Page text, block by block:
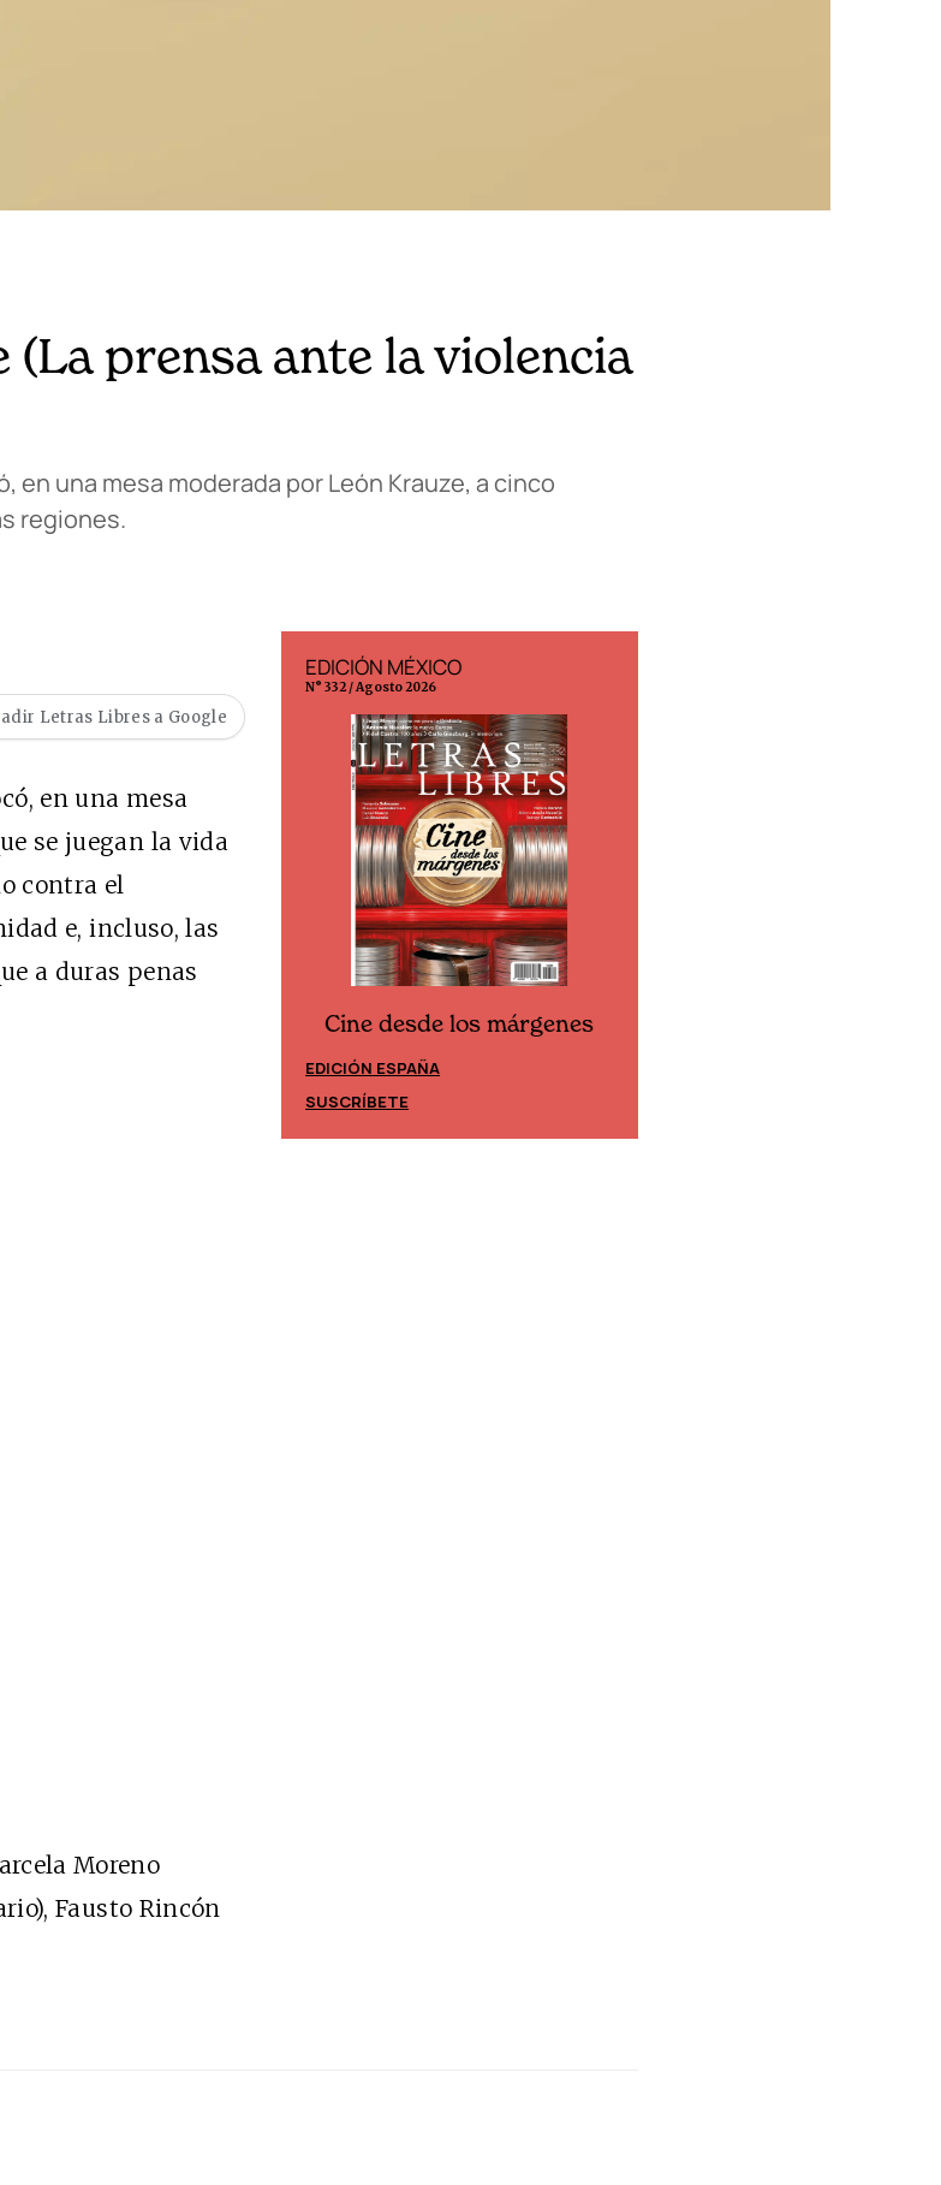
prensa ante la violencia
en una mesa moderada por León Krauze, a cinco
regiones.
Letras Libres a Google
en una mesa
se juegan la vida
contra el
e, incluso, las
a duras penas
Moreno
Fausto Rincón
EDICIÓN MÉXICO
N° 332 / Agosto 2026
Cine desde los márgenes
EDICIÓN ESPAÑA
SUSCRÍBETE